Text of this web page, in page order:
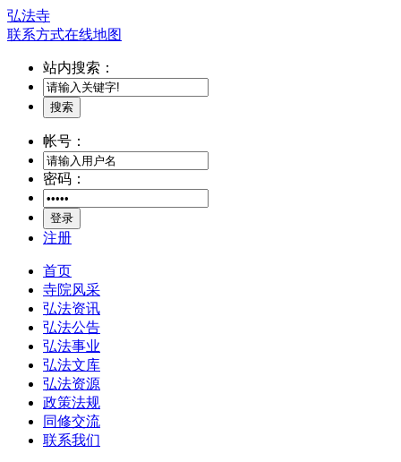
弘法寺
联系方式在线地图
站内搜索：
搜索
帐号：
密码：
登录
注册
首页
寺院风采
弘法资讯
弘法公告
弘法事业
弘法文库
弘法资源
政策法规
同修交流
联系我们